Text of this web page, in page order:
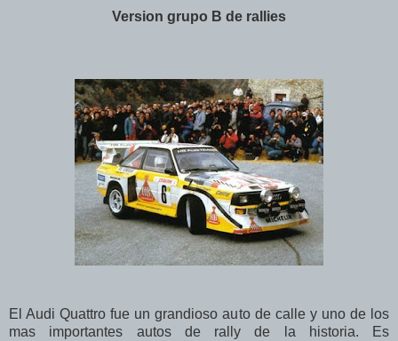
Version grupo B de rallies
El Audi Quattro fue un grandioso auto de calle y uno de los
mas importantes autos de rally de la historia. Es